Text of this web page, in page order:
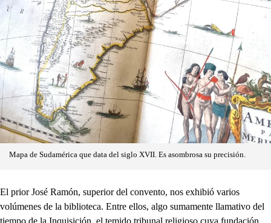
Mapa de Sudamérica que data del siglo XVII. Es asombrosa su precisión.
El prior José Ramón, superior del convento, nos exhibió varios
volúmenes de la biblioteca. Entre ellos, algo sumamente llamativo del
tiempo de la Inquisición, el temido tribunal religioso cuya fundación